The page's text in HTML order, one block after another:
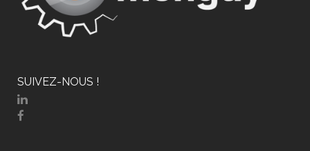
SUIVEZ-NOUS !